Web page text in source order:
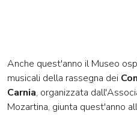
Anche quest'anno il Museo
musicali della rassegna dei
Carnia, organizzata
Mozartina, giunta quest'anno